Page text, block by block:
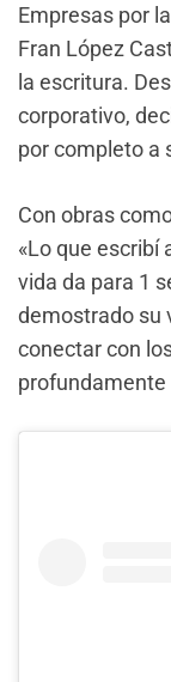
Empresas por
Fran López
la escritura.
corporativo,
por completo a
Con obras
«Lo que escribí
vida da para 1
demostrado su
conectar con